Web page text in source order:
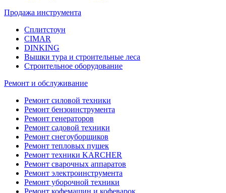
Продажа инструмента
Сплитстоун
CIMAR
DINKING
Вышки тура и строительные леса
Строительное оборудование
Ремонт и обслуживание
Ремонт силовой техники
Ремонт бензоинструмента
Ремонт генераторов
Ремонт садовой техники
Ремонт снегоуборщиков
Ремонт тепловых пушек
Ремонт техники KARCHER
Ремонт сварочных аппаратов
Ремонт электроинструмента
Ремонт уборочной техники
Ремонт кофемашин и кофеварок